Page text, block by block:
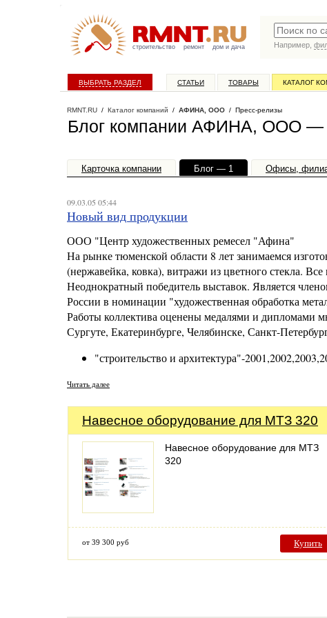
строительство ремонт дом и дача
Например,
ВЫБРАТЬ РАЗДЕЛ СТАТЬИ ТОВАРЫ КАТАЛОГ
RMNT.RU / Каталог компаний / АФИНА, ООО / Пресс-релизы
Блог компании АФИНА, ООО —
Карточка компании Блог — 1 Офисы,
09.03.05 05:44
Новый вид продукции
ООО "Центр художественных ремесел "Афина"
На рынке тюменской области 8 лет занимаемся
(нержавейка, ковка), витражи из цветного стекла.
Неоднократный победитель выставок. Является
России в номинации "художественная обработка
Работы коллектива оценены медалями и дипломами
Сургуте, Екатеринбурге, Челябинске, Санкт-
"строительство и архитектура"-
Читать далее
Навесное оборудование для МТЗ 320
Навесное оборудование для МТЗ
320
от 39 300 руб Купить